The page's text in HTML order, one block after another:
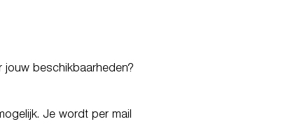
beschikbaarheden?
Je wordt per mail